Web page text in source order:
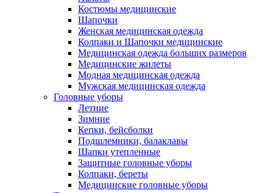
Костюмы медицинские
Шапочки
Женская медицинская одежда
Колпаки и Шапочки медицинские
Медицинская одежда больших размеров
Медицинские жилеты
Модная медицинская одежда
Мужская медицинская одежда
Головные уборы
Летние
Зимние
Кепки, бейсболки
Подшлемники, балаклавы
Шапки утепленные
Защитные головные уборы
Колпаки, береты
Медицинские головные уборы